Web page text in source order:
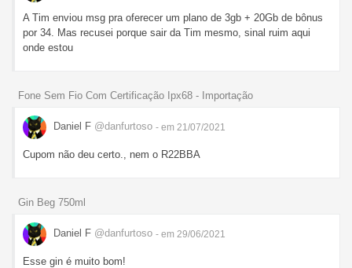
A Tim enviou msg pra oferecer um plano de 3gb + 20Gb de bônus
por 34. Mas recusei porque sair da Tim mesmo, sinal ruim aqui
onde estou
Fone Sem Fio Com Certificação Ipx68 - Importação
Daniel F @danfurtoso - em 21/07/2021
Cupom não deu certo., nem o R22BBA
Gin Beg 750ml
Daniel F @danfurtoso - em 29/06/2021
Esse gin é muito bom!